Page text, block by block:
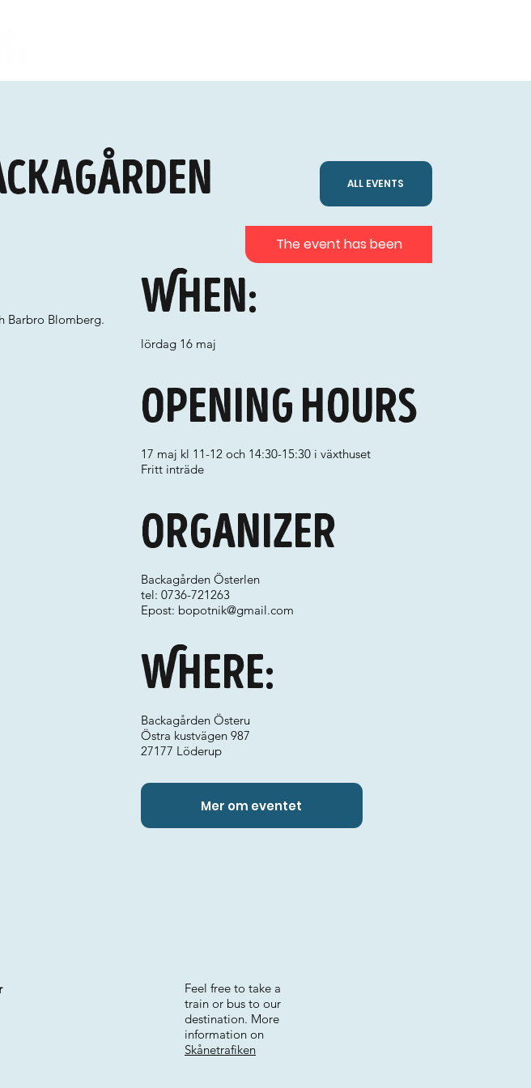
ALL EVENTS
Barbro Blomberg.
When:
lördag 16 maj
Where:
Organizer
Backagården Österlen
tel: 0736-721263
Epost: bopotnik@gmail.com
Backagården Österu
Östra kustvägen 987
27177 Löderup
Opening hours
17 maj kl 11-12 och 14:30-15:30 i växthuset
Fritt inträde
Mer om eventet
The event has been
Feel free to take a
train or bus to our
destination. More
information on
Skånetrafiken